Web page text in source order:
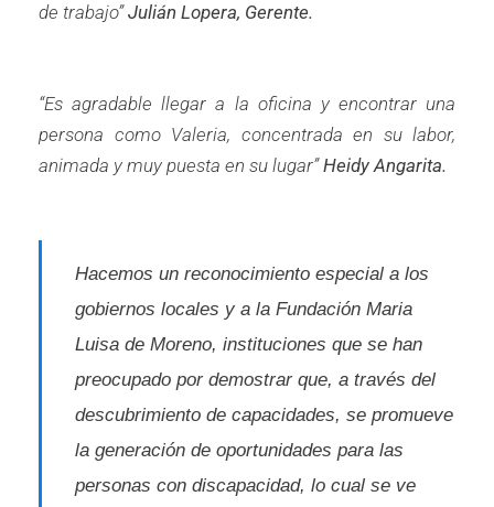
de trabajo”Julián Lopera, Gerente.
“Es agradable llegar a la oficina y encontrar una
persona como Valeria, concentrada en su labor,
animada y muy puesta en su lugar”Heidy Angarita.
Hacemos un reconocimiento especial a los
gobiernos locales y a la Fundación Maria
Luisa de Moreno, instituciones que se han
preocupado por demostrar que, a través del
descubrimiento de capacidades, se promueve
la generación de oportunidades para las
personas con discapacidad, lo cual se ve